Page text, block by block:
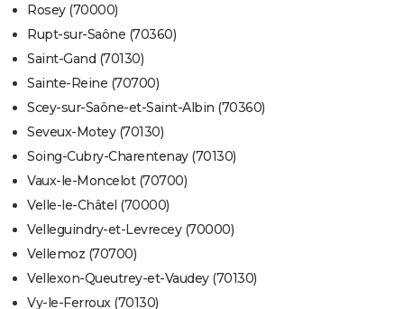
Rosey (70000)
Rupt-sur-Saône (70360)
Saint-Gand (70130)
Sainte-Reine (70700)
Scey-sur-Saône-et-Saint-Albin (70360)
Seveux-Motey (70130)
Soing-Cubry-Charentenay (70130)
Vaux-le-Moncelot (70700)
Velle-le-Châtel (70000)
Velleguindry-et-Levrecey (70000)
Vellemoz (70700)
Vellexon-Queutrey-et-Vaudey (70130)
Vy-le-Ferroux (70130)